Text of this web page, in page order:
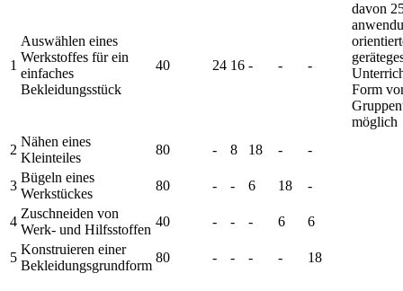
1
Auswählen eines
Werkstoffes für ein
einfaches
Bekleidungsstück
40 24 16 - - -
davon
Form
möglich
2
Nähen eines
Kleinteiles
80 - 8 18 - -
3
Bügeln eines
Werkstückes
80 - - 6 18 -
4
Zuschneiden von
Werk- und Hilfsstoffen
40 - - - 6 6
5
Konstruieren einer
Bekleidungsgrundform
80 - - - - 18